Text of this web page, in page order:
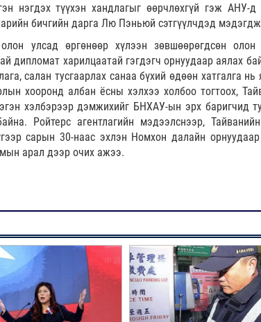
нэгдэх түүхэн хандлагыг өөрчлөхгүй гэж АНУ-д
бичгийн дарга Лю Пэньюй сэтгүүлчдэд
улсад өргөнөөр хүлээн зөвшөөрөгдсөн олон
дипломат харилцаатай гэгдэгч орнуудаар аялах
салан тусгаарлах санаа бүхий өдөөн хатгалга нь
хооронд албан ёсны хэлхээ холбоо тогтоох,
хэлбэрээр дэмжихийг БНХАУ-ын эрх баригчид
Ройтерс агентлагийн мэдээлснээр,
сарын 30-наас эхлэн Номхон далайн
арал дээр очих ажээ.